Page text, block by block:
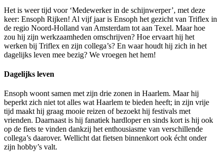
Het is weer tijd voor ‘Medewerker in de schijnwerper’, met deze
keer: Ensoph Rijken! Al vijf jaar is Ensoph het gezicht van Triflex in
de regio Noord-Holland van Amsterdam tot aan Texel. Maar hoe
zou hij zijn werkzaamheden omschrijven? Hoe ervaart hij het
werken bij Triflex en zijn collega’s? En waar houdt hij zich in het
dagelijks leven mee bezig? We vroegen het hem!
Dagelijks leven
Ensoph woont samen met zijn drie zonen in Haarlem. Maar hij
beperkt zich niet tot alles wat Haarlem te bieden heeft; in zijn vrije
tijd maakt hij graag mooie reizen of bezoekt hij festivals met
vrienden. Daarnaast is hij fanatiek hardloper en sinds kort is hij ook
op de fiets te vinden dankzij het enthousiasme van verschillende
collega’s daarover. Wellicht dat fietsen binnenkort ook écht onder
zijn hobby’s valt.